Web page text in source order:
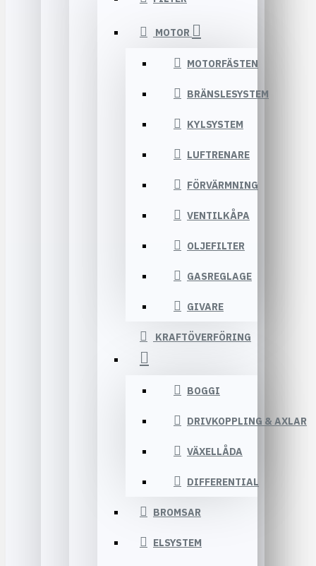
MOTOR
MOTORFÄSTEN
BRÄNSLESYSTEM
KYLSYSTEM
LUFTRENARE
FÖRVÄRMNING
VENTILKÅPA
OLJEFILTER
GASREGLAGE
GIVARE
KRAFTÖVERFÖRING
BOGGI
DRIVKOPPLING & AXLAR
VÄXELLÅDA
DIFFERENTIAL
BROMSAR
ELSYSTEM